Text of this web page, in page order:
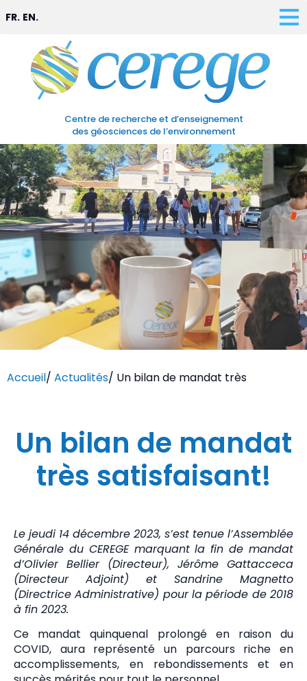
Centre de recherche et d’enseignement
des géosciences de l’environnement
FR. EN.
Accueil/ Actualités/ Un bilan de mandat très
Un bilan de mandat
très satisfaisant!
Le jeudi 14 décembre 2023, s’est tenue l’Assemblée
Générale du CEREGE marquant la fin de mandat
d’Olivier Bellier (Directeur), Jérôme Gattacceca
(Directeur Adjoint) et Sandrine Magnetto
(Directrice Administrative) pour la période de 2018
à fin 2023.
Ce mandat quinquenal prolongé en raison du
COVID, aura représenté un parcours riche en
accomplissements, en rebondissements et en